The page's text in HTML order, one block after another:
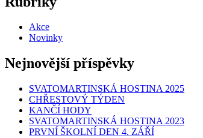
Akce
Novinky
Nejnovější příspěvky
SVATOMARTINSKÁ HOSTINA 2025
CHŘESTOVÝ TÝDEN
KANČÍ HODY
SVATOMARTINSKÁ HOSTINA 2023
PRVNÍ ŠKOLNÍ DEN 4. ZÁŘÍ